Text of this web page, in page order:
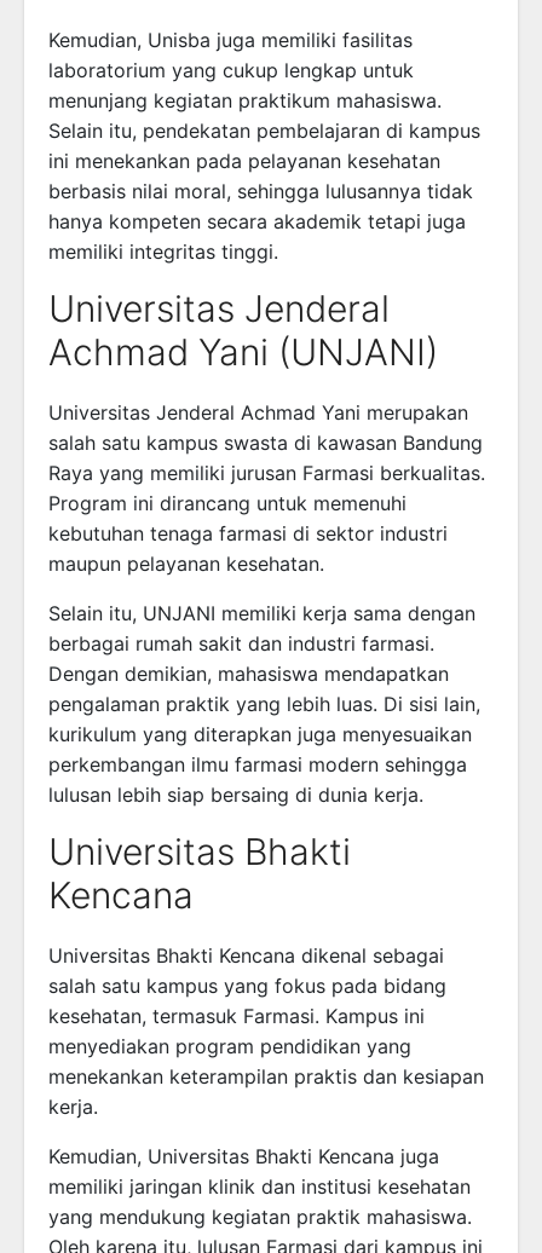
Kemudian, Unisba juga memiliki fasilitas
laboratorium yang cukup lengkap untuk
menunjang kegiatan praktikum mahasiswa.
Selain itu, pendekatan pembelajaran di kampus
ini menekankan pada pelayanan kesehatan
berbasis nilai moral, sehingga lulusannya tidak
hanya kompeten secara akademik tetapi juga
memiliki integritas tinggi.
Universitas Jenderal
Achmad Yani (UNJANI)
Universitas Jenderal Achmad Yani merupakan
salah satu kampus swasta di kawasan Bandung
Raya yang memiliki jurusan Farmasi berkualitas.
Program ini dirancang untuk memenuhi
kebutuhan tenaga farmasi di sektor industri
maupun pelayanan kesehatan.
Selain itu, UNJANI memiliki kerja sama dengan
berbagai rumah sakit dan industri farmasi.
Dengan demikian, mahasiswa mendapatkan
pengalaman praktik yang lebih luas. Di sisi lain,
kurikulum yang diterapkan juga menyesuaikan
perkembangan ilmu farmasi modern sehingga
lulusan lebih siap bersaing di dunia kerja.
Universitas Bhakti
Kencana
Universitas Bhakti Kencana dikenal sebagai
salah satu kampus yang fokus pada bidang
kesehatan, termasuk Farmasi. Kampus ini
menyediakan program pendidikan yang
menekankan keterampilan praktis dan kesiapan
kerja.
Kemudian, Universitas Bhakti Kencana juga
memiliki jaringan klinik dan institusi kesehatan
yang mendukung kegiatan praktik mahasiswa.
Oleh karena itu, lulusan Farmasi dari kampus ini